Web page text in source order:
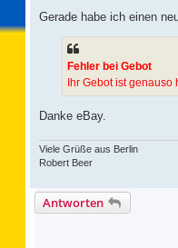
i
Gerade habe ich einen
Fehler bei Gebot
Ihr Gebot ist
Danke eBay.
Viele Grüße aus Berlin
Robert Beer
Antworten